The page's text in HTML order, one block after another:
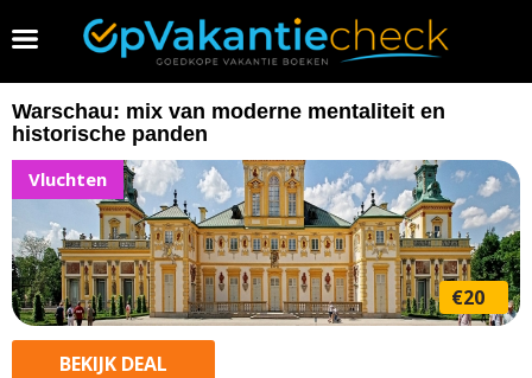
Vakantie 2026 boeken
Warschau: mix van moderne mentaliteit en
historische panden
Vluchten
€20
BEKIJK DEAL